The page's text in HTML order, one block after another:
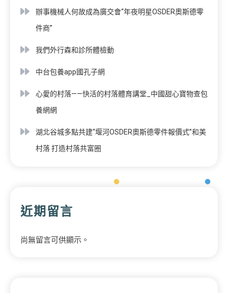
辦事機械人何故成為廣交會“年夜明星OSDER奧斯德零
件商”
我們外行森和診所體檢動
中台包養app國孔子網
心愛的村落——快活的村落體育講堂_中國甜心寶物查包
養網網
湖北谷城多點共建“堰河OSDER奧斯德零件報價式”和美
村落 打造村落共富圈
近期留言
尚無留言可供顯示。